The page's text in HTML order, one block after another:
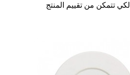
لكي تتمكن من تقييم المنتج